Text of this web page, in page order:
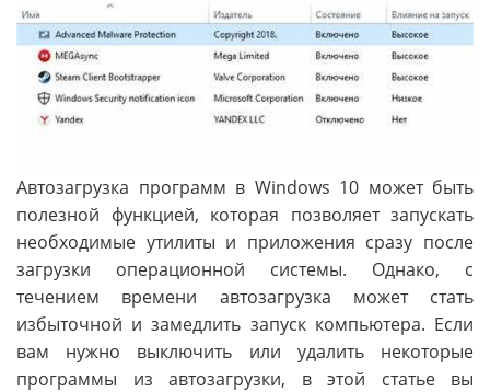
Автозагрузка программ в Windows 10 может быть
полезной функцией, которая позволяет запускать
необходимые утилиты и приложения сразу после
загрузки операционной системы. Однако, с
течением времени автозагрузка может стать
избыточной и замедлить запуск компьютера. Если
вам нужно выключить или удалить некоторые
программы из автозагрузки, в этой статье вы